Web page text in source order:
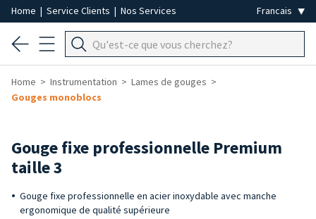
Home | Service Clients | Nos Services
Home Instrumentation
Lames de gouges
Gouges monoblocs
Gouge fixe professionnelle Premium
taille 3
Gouge fixe professionnelle en acier inoxydable avec manche
ergonomique de qualité supérieure